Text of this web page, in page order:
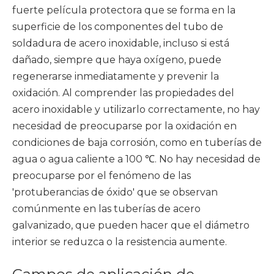
fuerte película protectora que se forma en la
superficie de los componentes del tubo de
soldadura de acero inoxidable, incluso si está
dañado, siempre que haya oxígeno, puede
regenerarse inmediatamente y prevenir la
oxidación. Al comprender las propiedades del
acero inoxidable y utilizarlo correctamente, no hay
necesidad de preocuparse por la oxidación en
condiciones de baja corrosión, como en tuberías de
agua o agua caliente a 100 ℃. No hay necesidad de
preocuparse por el fenómeno de las
'protuberancias de óxido' que se observan
comúnmente en las tuberías de acero
galvanizado, que pueden hacer que el diámetro
interior se reduzca o la resistencia aumente.